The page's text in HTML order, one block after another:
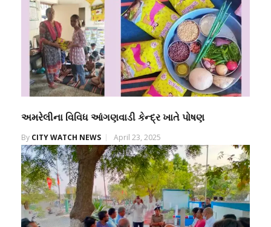
અમરેલીના વિવિધ આંગણવાડી કેન્દ્ર ખાતે પોષણ
By CITY WATCH NEWS April 23, 2025